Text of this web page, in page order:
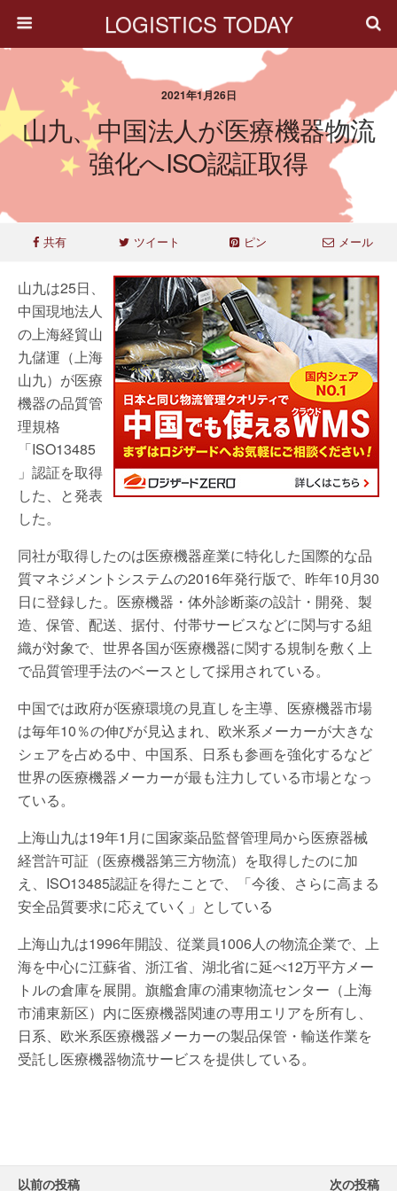
LOGISTICS TODAY
2021年1月26日
山九、中国法人が医療機器物流
強化へISO認証取得
共有 ツイート ピン メール
山九は25日、
中国現地法人
の上海経貿山
九儲運（上海
山九）が医療
機器の品質管
理規格
「ISO13485
」認証を取得
した、と発表
した。
同社が取得したのは医療機器産業に特化した国際的な品
質マネジメントシステムの2016年発行版で、昨年10月30
日に登録した。医療機器・体外診断薬の設計・開発、製
造、保管、配送、据付、付帯サービスなどに関与する組
織が対象で、世界各国が医療機器に関する規制を敷く上
で品質管理手法のベースとして採用されている。
中国では政府が医療環境の見直しを主導、医療機器市場
は毎年10％の伸びが見込まれ、欧米系メーカーが大きな
シェアを占める中、中国系、日系も参画を強化するなど
世界の医療機器メーカーが最も注力している市場となっ
ている。
上海山九は19年1月に国家薬品監督管理局から医療器械
経営許可証（医療機器第三方物流）を取得したのに加
え、ISO13485認証を得たことで、「今後、さらに高まる
安全品質要求に応えていく」としている
上海山九は1996年開設、従業員1006人の物流企業で、上
海を中心に江蘇省、浙江省、湖北省に延べ12万平方メー
トルの倉庫を展開。旗艦倉庫の浦東物流センター（上海
市浦東新区）内に医療機器関連の専用エリアを所有し、
日系、欧米系医療機器メーカーの製品保管・輸送作業を
受託し医療機器物流サービスを提供している。
以前の投稿 次の投稿